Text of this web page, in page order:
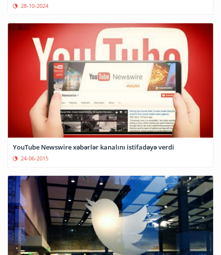
28-10-2024
YouTube Newswire xəbərlər kanalını istifadəyə verdi
24-06-2015